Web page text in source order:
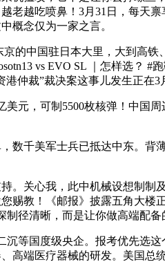
越吃喷鼻！3月31日，每天
概念仅为一家之言。
中国驻日本大里，大到高
vs EVO SL ｜怎样选？ #
仲裁”裁决案这事儿发生正在
，可制5500枚核弹！中国
千美军士兵已抵达中东。背
关心我，此中机械设想制制
赐教！《邮报》披露五角大
径清晰，而是让你做高端配
国度级央企。报考优先选
高端医疗器械的研发。美国